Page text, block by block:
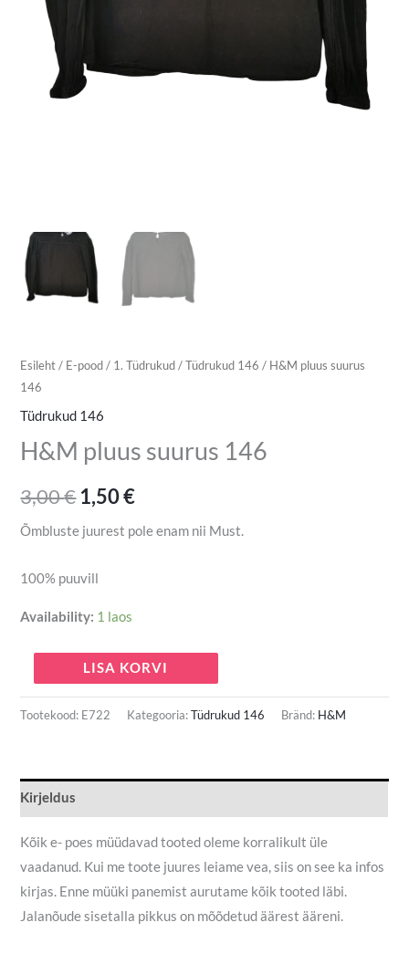
Esileht/ E-pood/ 1. Tüdrukud/Tüdrukud 146 / H&M pluus suurus
146
Tüdrukud 146
H&M pluus suurus 146
3,00€ 1,50€
Õmbluste juurest pole enam nii Must.
100% puuvill
Availability: 1 laos
LISA KORVI
Tootekood: E722 Kategooria:Tüdrukud 146 Bränd: H&M
Kirjeldus
Kõik e- poes müüdavad tooted oleme korralikult üle
vaadanud. Kui me toote juures leiame vea, siis on see ka infos
kirjas. Enne müüki panemist aurutame kõik tooted läbi.
Jalanõude sisetalla pikkus on mõõdetud äärest ääreni.